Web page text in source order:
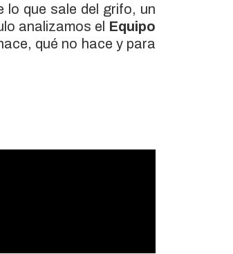
que sale del grifo, un
analizamos el Equipo
qué no hace y para